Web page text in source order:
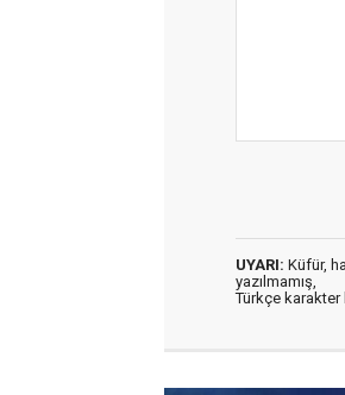
UYARI: Küfür,
yazılmamış,
Türkçe karakter